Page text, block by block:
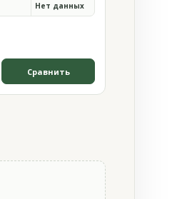
Нет данных
Сравнить